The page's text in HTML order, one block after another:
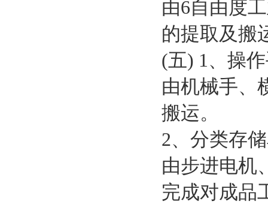
由6自由度
的提取及搬
(五) 1、操
由机械手、
搬运。
2、分类存
由步进电机
完成对成